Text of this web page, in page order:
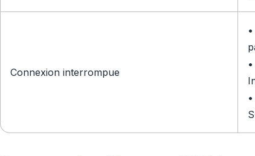
Connexion interrompue